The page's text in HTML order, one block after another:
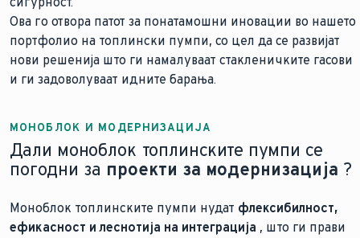
Ова го отвора патот за понатамошни иновации во нашето
портфолио на топлински пумпи, со цел да се развијат
нови решенија што ги намалуваат стакленичките гасови
и ги задоволуваат идните барања.
МОНОБЛОК И МОДЕРНИЗАЦИЈА
Дали моноблок топлинските пумпи се
погодни за проекти за модернизација ?
Моноблок топлинските пумпи нудат флексибилност,
ефикасност и леснотија на интеграција , што ги прави